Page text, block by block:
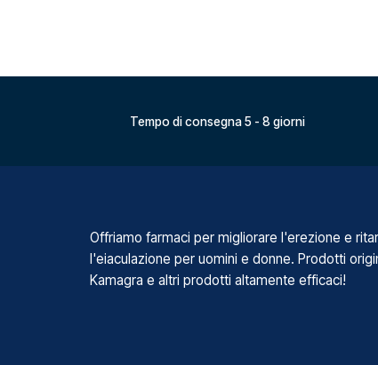
Tempo di consegna 5 - 8 giorni
Offriamo farmaci per migliorare l'erezione e
l'eiaculazione per uomini e donne. Prodotti
Kamagra e altri prodotti altamente efficaci!